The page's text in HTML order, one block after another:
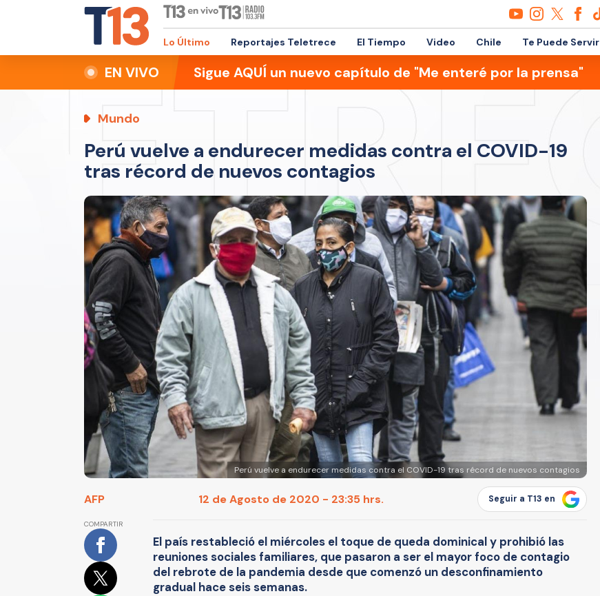
Lo Último Reportajes Teletrece El Tiempo Video Chile Te Puede Servir
EN VIVO Sigue AQUÍ un nuevo capítulo de "Me enteré por la prensa"
Mundo
Perú vuelve a endurecer medidas contra el COVID-19
tras récord de nuevos contagios
Perú vuelve a endurecer medidas contra el COVID-19 tras récord de nuevos contagios
AFP 12 de Agosto de 2020 - 23:35 hrs. Seguir a T13 en
COMPARTIR
El país restableció el miércoles el toque de queda dominical y prohibió las
reuniones sociales familiares, que pasaron a ser el mayor foco de contagio
del rebrote de la pandemia desde que comenzó un desconfinamiento
gradual hace seis semanas.